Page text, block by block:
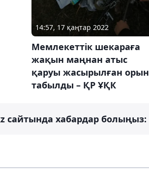
14:57, 17 қаңтар 2022
Мемлекеттік шекараға
жақын маңнан атыс
қаруы жасырылған орын
табылды – ҚР ҰҚК
сайтында хабардар болыңыз: